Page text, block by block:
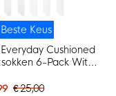
Beste Keus
Cushioned
6-Pack Wit
€ 25,00